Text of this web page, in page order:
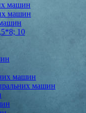
машин
машин
10
машин
машин